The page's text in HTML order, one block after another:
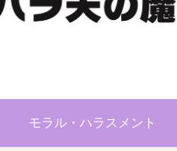
モラル・ハラスメント